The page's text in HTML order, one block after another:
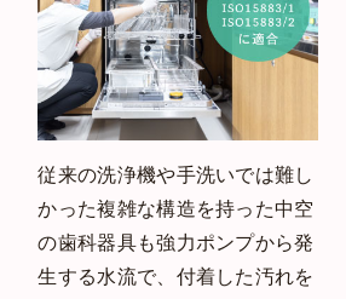
従来の洗浄機や手洗いでは難し
かった複雑な構造を持った中空
の歯科器具も強力ポンプから発
生する水流で、付着した汚れを